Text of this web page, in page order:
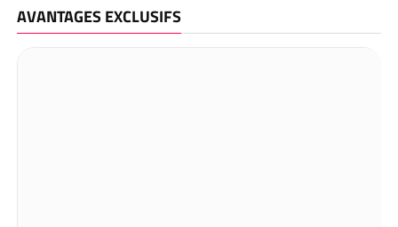
AVANTAGES EXCLUSIFS